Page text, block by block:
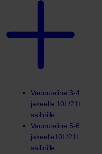
Vaunuteline 3-4
jakeelle 10L/21L
säiliöille
Vaunuteline 5-6
jakeelle10L/21L
säiliöille